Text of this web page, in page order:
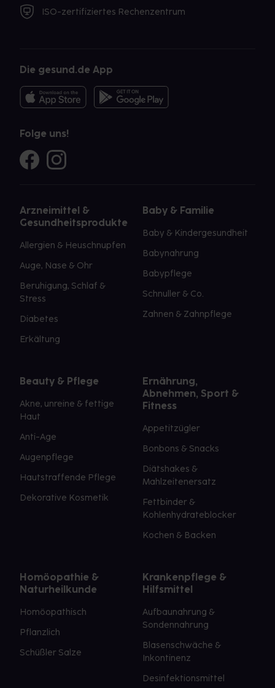
ISO-zertifiziertes Rechenzentrum
Die gesund.de App
Folge uns!
Arzneimittel &
Gesundheitsprodukte
Allergien & Heuschnupfen
Auge, Nase & Ohr
Beruhigung, Schlaf &
Stress
Diabetes
Erkältung
Baby & Familie
Baby & Kindergesundheit
Babynahrung
Babypflege
Schnuller & Co.
Zahnen & Zahnpflege
Beauty & Pflege
Akne, unreine & fettige
Haut
Anti-Age
Augenpflege
Hautstraffende Pflege
Dekorative Kosmetik
Ernährung,
Abnehmen, Sport &
Fitness
Appetitzügler
Bonbons & Snacks
Diätshakes &
Mahlzeitenersatz
Fettbinder &
Kohlenhydrateblocker
Kochen & Backen
Homöopathie &
Naturheilkunde
Homöopathisch
Pflanzlich
Schüßler Salze
Krankenpflege &
Hilfsmittel
Aufbaunahrung &
Sondennahrung
Blasenschwäche &
Inkontinenz
Desinfektionsmittel